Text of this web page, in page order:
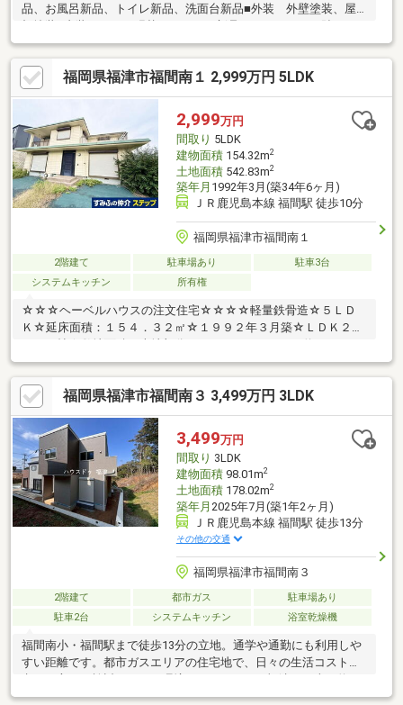
品、お風呂新品、トイレ新品、洗面台新品■外装 外壁塗装、屋
畳表替え、襖貼替え、室内クリーニング、クッションフロア張替
え、白蟻点検、一部建具交換
福岡県福津市福間南１ 2,999万円 5LDK
2,999万円
間取り 5LDK
建物面積154.32m2
土地面積542.83m2
築年月 1992年3月(築34年6ヶ月)
ＪＲ鹿児島本線 福間駅 徒歩10分
福岡県福津市福間南１
2階建て 駐車場あり
駐車3台
システムキッチン
所有権
☆☆☆ヘーベルハウスの注文住宅☆☆☆☆軽量鉄骨造☆５ＬＤ
Ｋ☆延床面積：１５４．３２㎡☆１９９２年３月築☆ＬＤＫ２
２０坪）☆駐車場３台分以上確保可（車種によります）☆広々庭
付き☆電動シャッター付
福岡県福津市福間南３ 3,499万円 3LDK
3,499万円
間取り 3LDK
建物面積98.01m2
土地面積178.02m2
築年月 2025年7月(築1年2ヶ月)
ＪＲ鹿児島本線 福間駅 徒歩13分
その他の交通
福岡県福津市福間南３
2階建て 都市ガス
駐車場あり
駐車2台
システムキッチン 浴室乾燥機
福間南小・福間駅まで徒歩13分の立地。通学や通勤にも利用しや
すい距離です。都市ガスエリアの住宅地で、日々の生活コストを
考える方にも検討しやすい環境。イオンモール福津まで車で約4
分。ショッピングや映画館などもあり、休日のお出かけ先として